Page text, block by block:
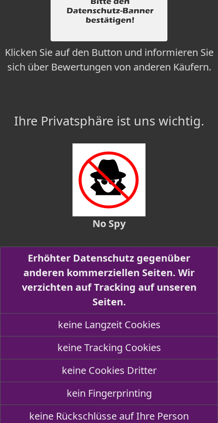
Klicken Sie auf den Button und informieren Sie
sich über Bewertungen von anderen Käufern.
Ihre Privatsphäre ist uns wichtig.
No Spy
Erhöhter Datenschutz gegenüber
anderen kommerziellen Seiten. Wir
verzichten auf Tracking auf unseren
Seiten.
keine Langzeit Cookies
keine Tracking Cookies
keine Cookies Dritter
kein Fingerprinting
keine Rückschlüsse auf Ihre Person